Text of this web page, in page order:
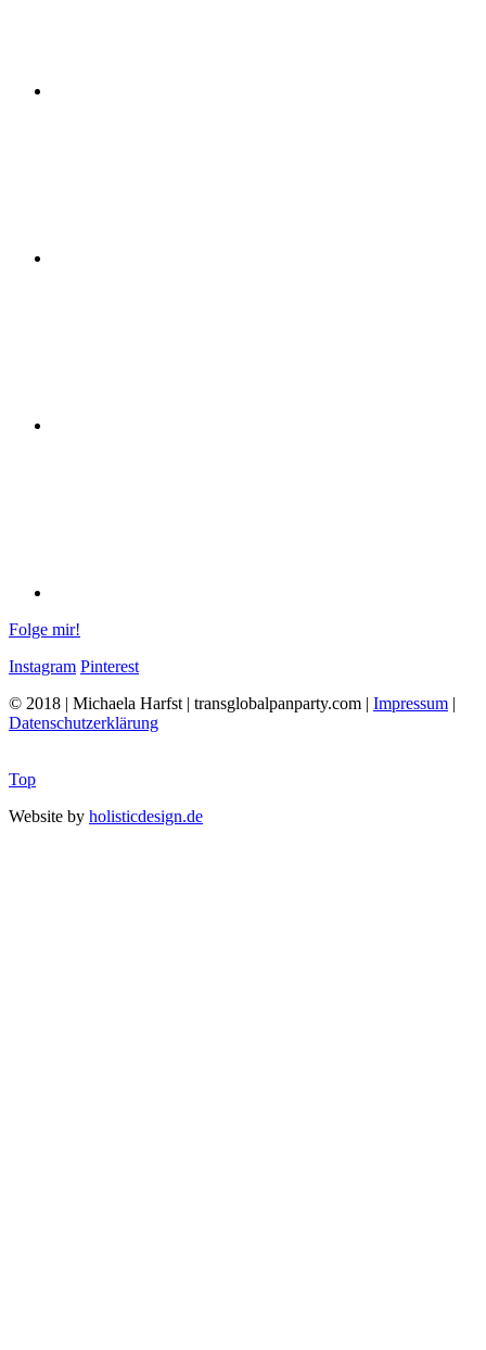
Folge mir!
Instagram Pinterest
© 2018 | Michaela Harfst | transglobalpanparty.com | Impressum |
Datenschutzerklärung
Top
Website by holisticdesign.de